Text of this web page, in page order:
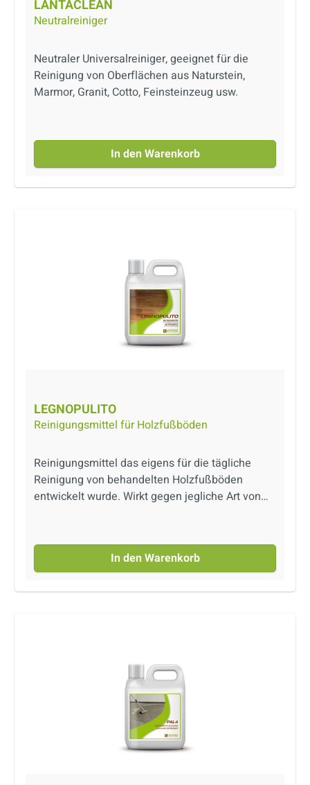
LANTACLEAN
Neutralreiniger
Neutraler Universalreiniger, geeignet für die
Reinigung von Oberflächen aus Naturstein,
Marmor, Granit, Cotto, Feinsteinzeug usw.
In den Warenkorb
LEGNOPULITO
Reinigungsmittel für Holzfußböden
Reinigungsmittel das eigens für die tägliche
Reinigung von behandelten Holzfußböden
entwickelt wurde. Wirkt gegen jegliche Art von
In den Warenkorb